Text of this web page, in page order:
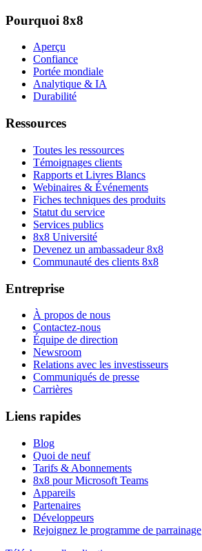
Pourquoi 8x8
Aperçu
Confiance
Portée mondiale
Analytique & IA
Durabilité
Ressources
Toutes les ressources
Témoignages clients
Rapports et Livres Blancs
Webinaires & Événements
Fiches techniques des produits
Statut du service
Services publics
8x8 Université
Devenez un ambassadeur 8x8
Communauté des clients 8x8
Entreprise
À propos de nous
Contactez-nous
Équipe de direction
Newsroom
Relations avec les investisseurs
Communiqués de presse
Carrières
Liens rapides
Blog
Quoi de neuf
Tarifs & Abonnements
8x8 pour Microsoft Teams
Appareils
Partenaires
Développeurs
Rejoignez le programme de parrainage